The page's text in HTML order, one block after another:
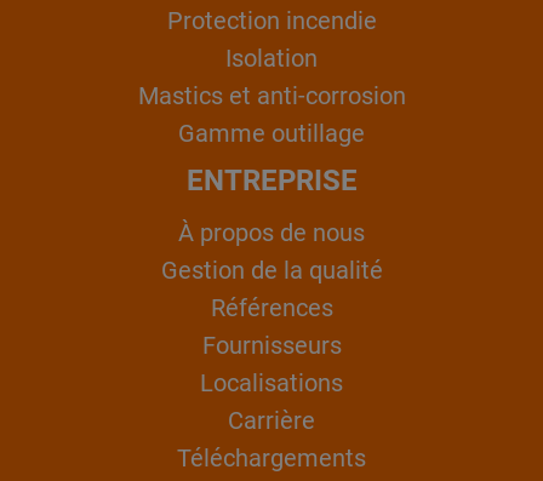
Protection incendie
Isolation
Mastics et anti-corrosion
Gamme outillage
ENTREPRISE
À propos de nous
Gestion de la qualité
Références
Fournisseurs
Localisations
Carrière
Téléchargements